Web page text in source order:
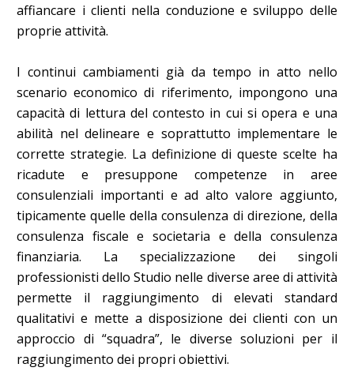
affiancare i clienti nella conduzione e sviluppo delle
proprie attività.
I continui cambiamenti già da tempo in atto nello
scenario economico di riferimento, impongono una
capacità di lettura del contesto in cui si opera e una
abilità nel delineare e soprattutto implementare le
corrette strategie. La definizione di queste scelte ha
ricadute e presuppone competenze in aree
consulenziali importanti e ad alto valore aggiunto,
tipicamente quelle della consulenza di direzione, della
consulenza fiscale e societaria e della consulenza
finanziaria. La specializzazione dei singoli
professionisti dello Studio nelle diverse aree di attività
permette il raggiungimento di elevati standard
qualitativi e mette a disposizione dei clienti con un
approccio di “squadra”, le diverse soluzioni per il
raggiungimento dei propri obiettivi.